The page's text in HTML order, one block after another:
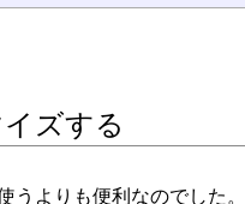
ズする
うよりも便利なのでした